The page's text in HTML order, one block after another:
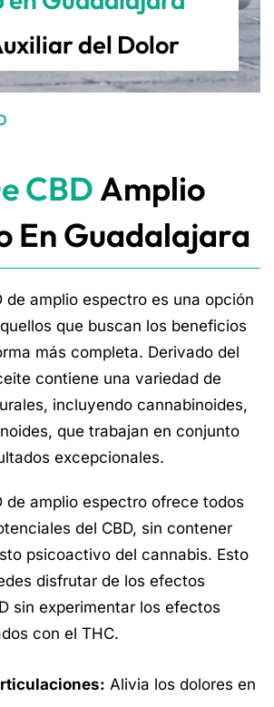
del Dolor
CBDAmplio
En Guadalajara
de amplio espectro es una opción
que buscan los beneficios
más completa. Derivado del
contiene una variedad de
incluyendo cannabinoides,
que trabajan en conjunto
excepcionales.
de amplio espectro ofrece todos
del CBD, sin contener
psicoactivo del cannabis. Esto
disfrutar de los efectos
sin experimentar los efectos
con el THC.
Alivia los dolores en